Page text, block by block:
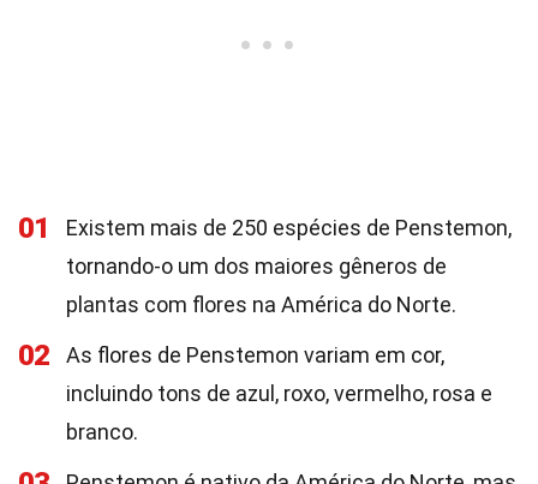
01
Existem mais de 250 espécies de Penstemon,
tornando-o um dos maiores gêneros de
plantas com flores na América do Norte.
02
As flores de Penstemon variam em cor,
incluindo tons de azul, roxo, vermelho, rosa e
branco.